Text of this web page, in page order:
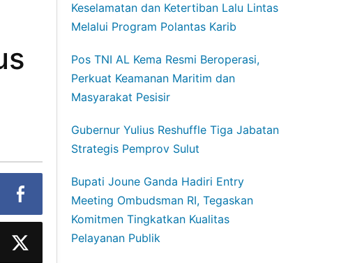
Keselamatan dan Ketertiban Lalu Lintas
Melalui Program Polantas Karib
Pos TNI AL Kema Resmi Beroperasi,
Perkuat Keamanan Maritim dan
Masyarakat Pesisir
Gubernur Yulius Reshuffle Tiga Jabatan
Strategis Pemprov Sulut
Bupati Joune Ganda Hadiri Entry
Meeting Ombudsman RI, Tegaskan
Komitmen Tingkatkan Kualitas
Pelayanan Publik